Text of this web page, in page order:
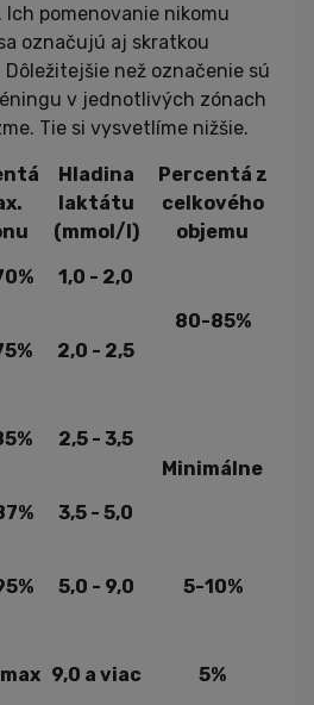
. Ich pomenovanie nikomu
označujú aj skratkou
než označenie sú
v jednotlivých zónach
Tie si vysvetlíme nižšie.
Hladina
laktátu
(mmol/l)
Percentá z
celkového
objemu
1,0 - 2,0
80-85%
2,0 - 2,5
2,5 - 3,5
Minimálne
3,5 - 5,0
5,0 - 9,0 5-10%
9,0 a viac 5%